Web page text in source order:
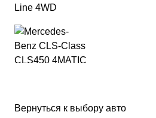
Вернуться к выбору авто